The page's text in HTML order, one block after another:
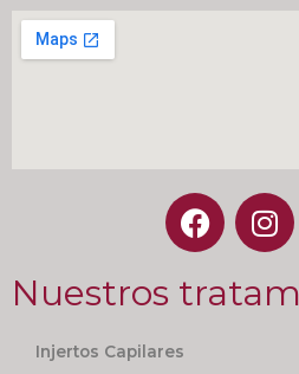
Nuestros
Injertos Capilares